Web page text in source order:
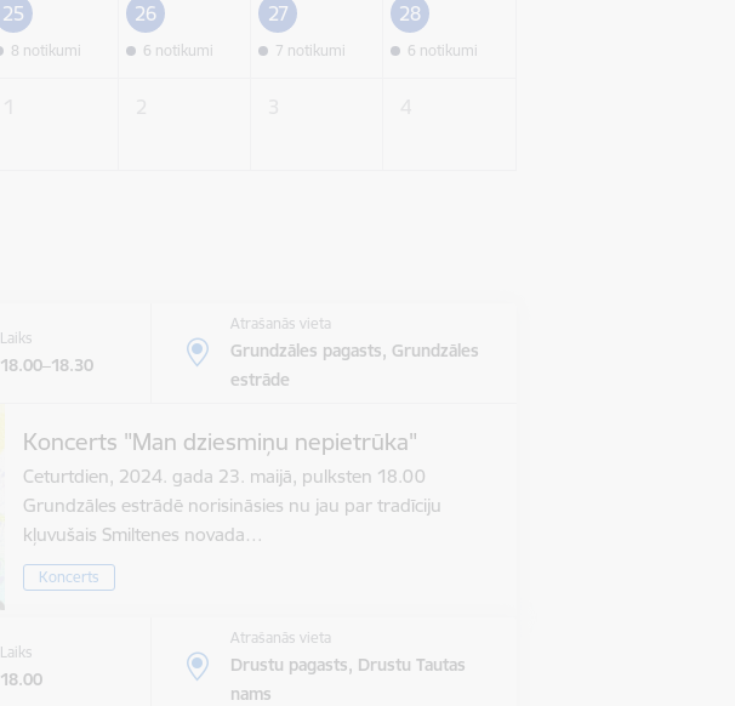
25
8 notikumi
26
6 notikumi
27
7 notikumi
28
6 notikumi
Laiks
18.00–18.30
Atrašanās vieta
Grundzāles pagasts, Grundzāles
estrāde
Koncerts "Man dziesmiņu nepietrūka"
Ceturtdien, 2024. gada 23. maijā, pulksten 18.00
Grundzāles estrādē norisināsies nu jau par tradīciju
kļuvušais Smiltenes novada…
Koncerts
Laiks
18.00
Atrašanās vieta
Drustu pagasts, Drustu Tautas
nams